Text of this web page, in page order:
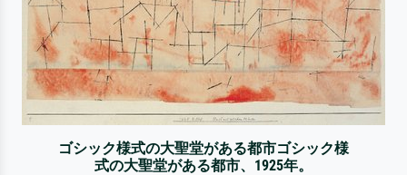
ゴシック様式の大聖堂がある都市ゴシック様
式の大聖堂がある都市、1925年。